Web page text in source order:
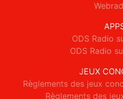
ODS Radio
ODS Radio
JEUX
Règlements des jeux
Règlements des